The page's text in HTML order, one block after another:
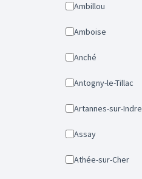
Ambillou
Amboise
Anché
Antogny-le-Tillac
Artannes-sur-Indre
Assay
Athée-sur-Cher